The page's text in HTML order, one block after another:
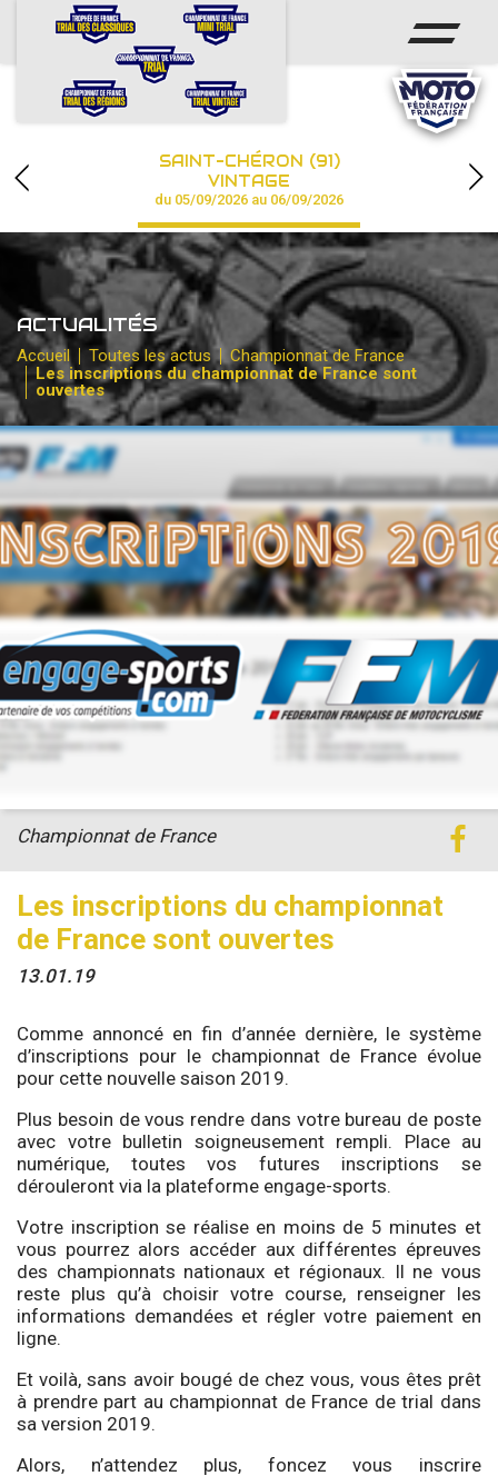
ACCUEIL
CALENDRIER
CHAMPIONNAT
RÉSULTATS
PHOTOS / VIDÉOS
PARTENAIRES
SAINT-CHÉRON (91)
VINTAGE
du 05/09/2026 au 06/09/2026
ACTUALITÉS
Accueil Toutes les actus
Championnat de France
Les inscriptions du championnat de France sont
ouvertes
Les inscriptions du championnat
de France sont ouvertes
13.01.19
Championnat de France
Comme annoncé en fin d’année dernière, le système
d’inscriptions pour le championnat de France évolue
pour cette nouvelle saison 2019.
Plus besoin de vous rendre dans votre bureau de poste
avec votre bulletin soigneusement rempli. Place au
numérique, toutes vos futures inscriptions se
dérouleront via la plateforme engage-sports.
Votre inscription se réalise en moins de 5 minutes et
vous pourrez alors accéder aux différentes épreuves
des championnats nationaux et régionaux. Il ne vous
reste plus qu’à choisir votre course, renseigner les
informations demandées et régler votre paiement en
ligne.
Et voilà, sans avoir bougé de chez vous, vous êtes prêt
à prendre part au championnat de France de trial dans
sa version 2019.
Alors, n’attendez plus, foncez vous inscrire